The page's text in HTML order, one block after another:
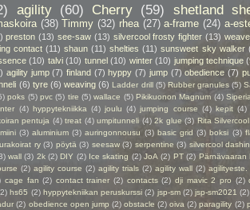
agility (60) Cherry (59) shetland
(38) Timmy (32) rhea (27) a-frame (24) a-
preston (13) see-saw (13) silvercool frosty fighter (13)
contact (11) shaun (11) shelties (11) sunsweet sky walker
(10) talvi (10) tunnel (10) winter (10) jumping technique
agility jump (7) finland (7) hyppy (7) jump (7) obedience (7)
(6) tyre (6) weaving (6) Ladder drill (5) Rubber granules (5)
poks (5) pvc (5) tire (5) wallace (5) Pikikuonon Magnum (4)
(4) hyppytekniikka (4) joulu (4) jumping course (4) kepit (4)
pentuja (4) treat (4) umpitunneli (4) 2k glue (3) Rita
(3) aluminium (3) auringonnousu (3) basic grid (3) boksi (3)
ry (3) pöytä (3) seesaw (3) serpentine (3) silvercool
wall (3) 2k (2) DIY (2) Ice skating (2) JoA (2) PT (2) Pärnävaaran
(2) agility course (2) agility trials (2) agility wall (2) agilityeste.
cage fan (2) contact trainer (2) contacts (2) dji mavic 2 pro (2)
hs65 (2) hyppytekniikan peruskurssi (2) jsp-sm (2) jsp-sm2021 (2)
(2) obedience open jump (2) obstacle (2) oiva (2) paragility (2)